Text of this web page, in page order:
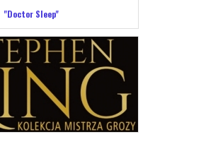
"Doctor Sleep"